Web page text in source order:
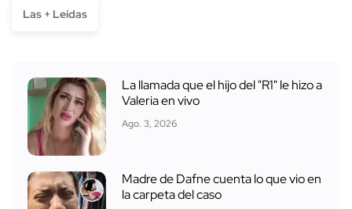
Las + Leídas
La llamada que el hijo del "R1" le hizo a
Valeria en vivo
Ago. 3, 2026
Madre de Dafne cuenta lo que vio en
la carpeta del caso